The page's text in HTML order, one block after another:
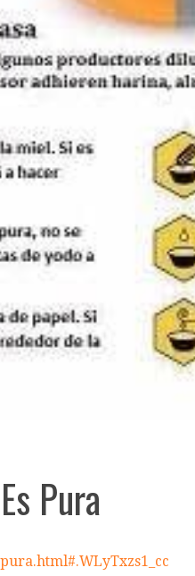
Pura